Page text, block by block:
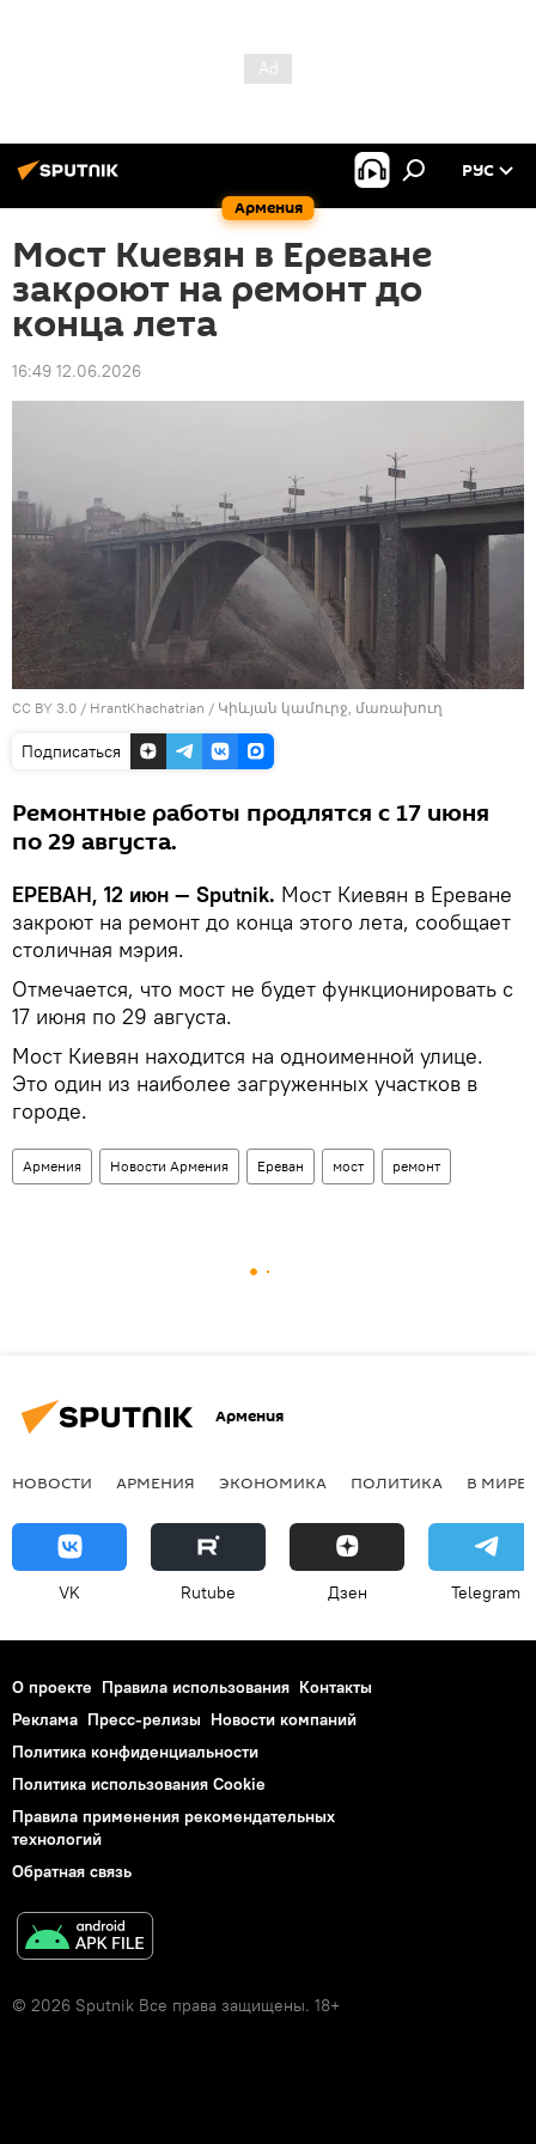
Армения
РУС
Мост Киевян в Ереване
закроют на ремонт до
конца лета
16:49 12.06.2026
CC BY 3.0 / HrantKhachatrian / Կիևյան կամուրջ, մառախուղ
Подписаться
Ремонтные работы продлятся с 17 июня
по 29 августа.
ЕРЕВАН, 12 июн — Sputnik. Мост Киевян в Ереване
закроют на ремонт до конца этого лета, сообщает
столичная мэрия.
Отмечается, что мост не будет функционировать с
17 июня по 29 августа.
Мост Киевян находится на одноименной улице.
Это один из наиболее загруженных участков в
городе.
Армения Новости Армения Ереван мост ремонт
Армения
НОВОСТИ АРМЕНИЯ ЭКОНОМИКА ПОЛИТИКА В МИРЕ
VK Rutube Дзен Telegram
О проекте Правила использования Контакты
Реклама Пресс-релизы Новости компаний
Политика конфиденциальности
Политика использования Cookie
Правила применения рекомендательных
технологий
Обратная связь
© 2026 Sputnik Все права защищены. 18+